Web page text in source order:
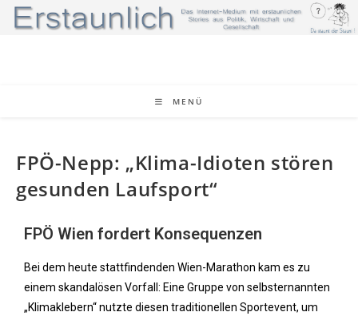
MENÜ
FPÖ-Nepp: „Klima-Idioten stören
gesunden Laufsport“
FPÖ Wien fordert Konsequenzen
Bei dem heute stattfindenden Wien-Marathon kam es zu
einem skandalösen Vorfall: Eine Gruppe von selbsternannten
„Klimaklebern“ nutzte diesen traditionellen Sportevent, um